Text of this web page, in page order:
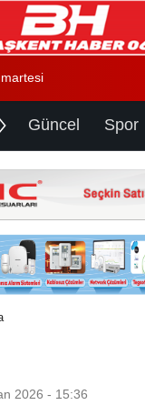
Güncel Spor
2026 - 15:36